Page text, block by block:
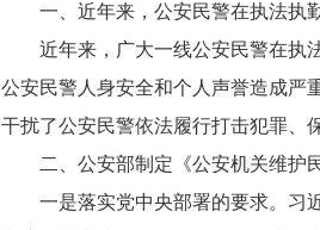
一、近年来，公安民警在执法执
近年来，广大一线公安民警在执
公安民警人身安全和个人声誉造成严
干扰了公安民警依法履行打击犯罪、
二、公安部制定 《公安机关维护
一是落实党中央部署的要求。习